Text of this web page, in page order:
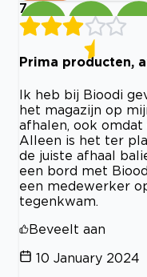
7
Prima producten,
Ik heb bij Bioodi
het magazijn op
afhalen, ook
Alleen is het ter
de juiste afhaal
een bord met
een medewerker
tegenkwam.
Beveelt aan
10 January 2024